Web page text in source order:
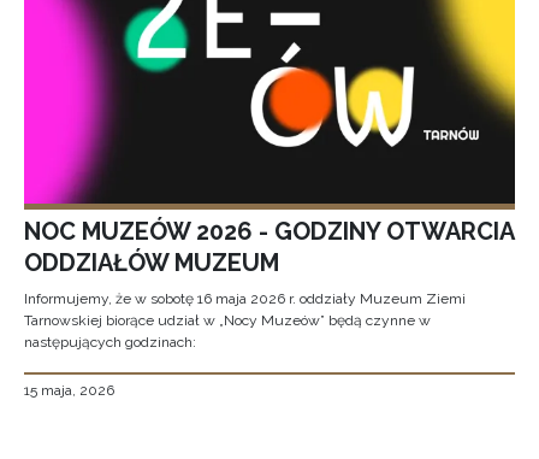
NOC MUZEÓW 2026 - GODZINY OTWARCIA
ODDZIAŁÓW MUZEUM
Informujemy, że w sobotę 16 maja 2026 r. oddziały Muzeum Ziemi
Tarnowskiej biorące udział w „Nocy Muzeów” będą czynne w
następujących godzinach:
15 maja, 2026